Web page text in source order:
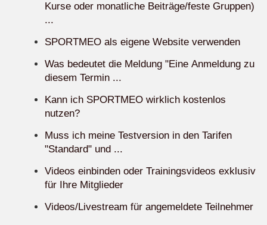
Kurse oder monatliche Beiträge/feste Gruppen)
...
SPORTMEO als eigene Website verwenden
Was bedeutet die Meldung "Eine Anmeldung zu
diesem Termin ...
Kann ich SPORTMEO wirklich kostenlos
nutzen?
Muss ich meine Testversion in den Tarifen
"Standard" und ...
Videos einbinden oder Trainingsvideos exklusiv
für Ihre Mitglieder
Videos/Livestream für angemeldete Teilnehmer